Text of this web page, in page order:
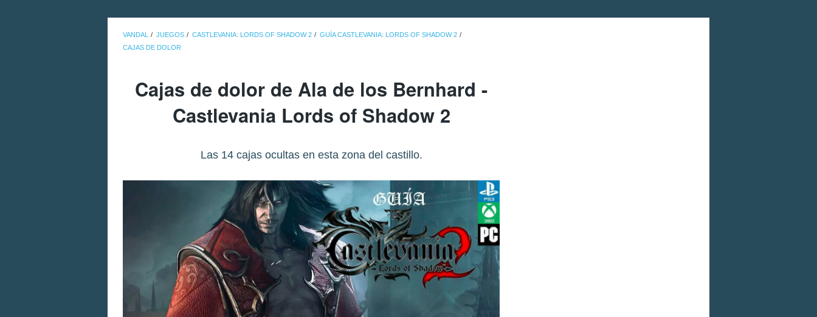
VANDAL JUEGOS CASTLEVANIA: LORDS OF SHADOW 2
GUÍA CASTLEVANIA: LORDS OF SHADOW 2
CAJAS DE DOLOR
Cajas de dolor de Ala de los Bernhard -
Castlevania Lords of Shadow 2
Las 14 cajas ocultas en esta zona del castillo.